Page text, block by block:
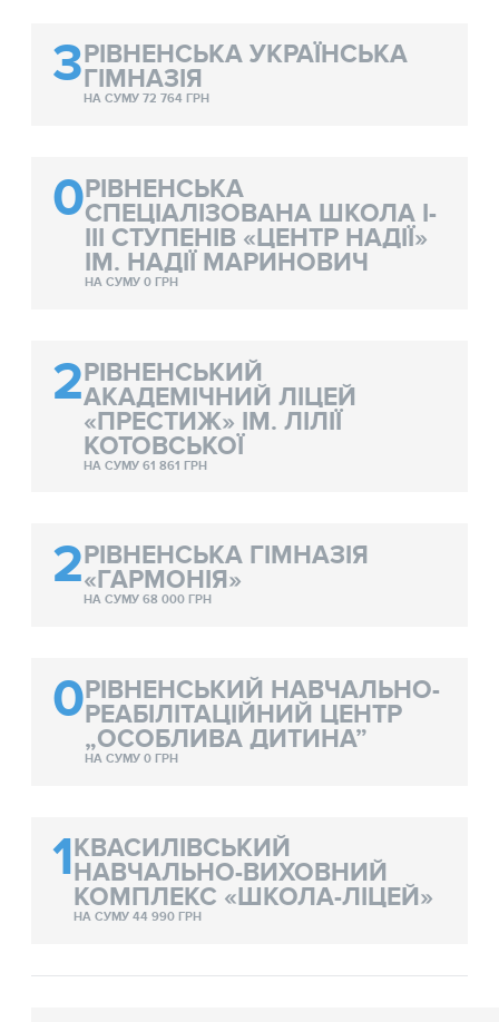
3РІВНЕНСЬКА УКРАЇНСЬКА
ГІМНАЗІЯ
НА СУМУ 72 764 ГРН
0РІВНЕНСЬКА
СПЕЦІАЛІЗОВАНА ШКОЛА І-
ІІІ СТУПЕНІВ «ЦЕНТР НАДІЇ»
ІМ. НАДІЇ МАРИНОВИЧ
НА СУМУ 0 ГРН
2РІВНЕНСЬКИЙ
АКАДЕМІЧНИЙ ЛІЦЕЙ
«ПРЕСТИЖ» ІМ. ЛІЛІЇ
КОТОВСЬКОЇ
НА СУМУ 61 861 ГРН
2РІВНЕНСЬКА ГІМНАЗІЯ
«ГАРМОНІЯ»
НА СУМУ 68 000 ГРН
0РІВНЕНСЬКИЙ НАВЧАЛЬНО-
РЕАБІЛІТАЦІЙНИЙ ЦЕНТР
„ОСОБЛИВА ДИТИНА”
НА СУМУ 0 ГРН
1КВАСИЛІВСЬКИЙ
НАВЧАЛЬНО-ВИХОВНИЙ
КОМПЛЕКС «ШКОЛА-ЛІЦЕЙ»
НА СУМУ 44 990 ГРН